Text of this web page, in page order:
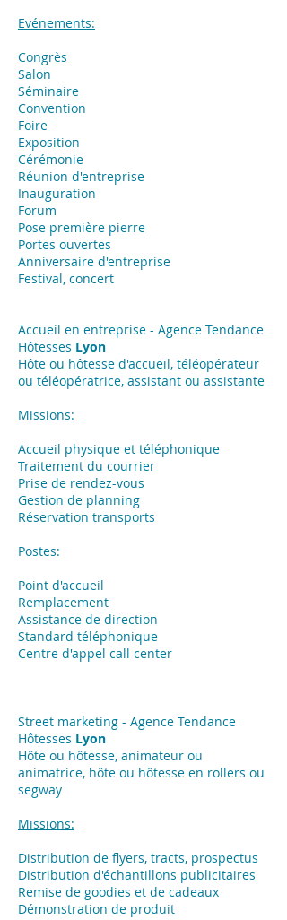
Evénements:
Congrès
Salon
Séminaire
Convention
Foire
Exposition
​Cérémonie
Réunion d'entreprise
Inauguration
Forum
Pose première pierre
Portes ouvertes
Anniversaire d'entreprise
Festival, concert
Accueil en entreprise - Agence Tendance
Hôtesses Lyon
Hôte ou hôtesse d'accueil, téléopérateur
ou téléopératrice, assistant ou assistante
Missions:
Accueil physique et téléphonique
Traitement du courrier
Prise de rendez-vous
Gestion de planning
Réservation transports
Postes:
Point d'accueil
Remplacement
Assistance de direction
Standard téléphonique
Centre d'appel call center
Street marketing - Agence Tendance
Hôtesses Lyon
Hôte ou hôtesse, animateur ou
animatrice, hôte ou hôtesse en rollers ou
segway
Missions:
​Distribution de flyers, tracts, prospectus
Distribution d'échantillons publicitaires
Remise de goodies et de cadeaux
Démonstration de produit